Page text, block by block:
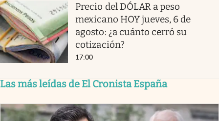
Precio del DÓLAR a peso
mexicano HOY jueves, 6 de
agosto: ¿a cuánto cerró su
cotización?
17:00
Las más leídas de El Cronista España